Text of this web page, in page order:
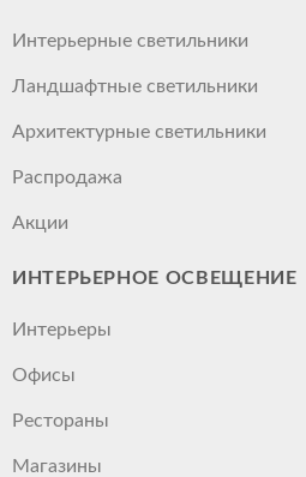
Интерьерные светильники
Ландшафтные светильники
Архитектурные светильники
Распродажа
Акции
ИНТЕРЬЕРНОЕ ОСВЕЩЕНИЕ
Интерьеры
Офисы
Рестораны
Магазины